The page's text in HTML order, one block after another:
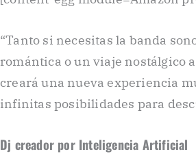
“Tanto si necesitas la banda
romántica o un viaje nostálgico
creará una nueva experiencia
infinitas posibilidades para
Dj creador por Inteligencia Artificial